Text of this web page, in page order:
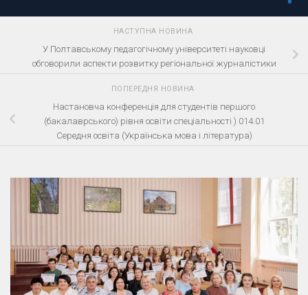
НАСТУПНА НОВИНА
У Полтавському педагогічному університеті науковці
обговорили аспекти розвитку регіональної журналістики
ПОПЕРЕДНЯ НОВИНА
Настановча конференція для студентів першого
(бакалаврського) рівня освіти спеціальності ) 014.01
Середня освіта (Українська мова і література)